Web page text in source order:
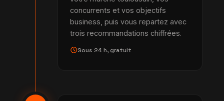
concurrents et vos objectifs
business, puis vous repartez avec
trois recommandations chiffrées.
scheduleSous 24 h, gratuit